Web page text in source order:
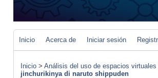
Inicio Acerca de Iniciar sesión
Inicio > Análisis del uso de espacios
jinchurikinya di naruto shippuden